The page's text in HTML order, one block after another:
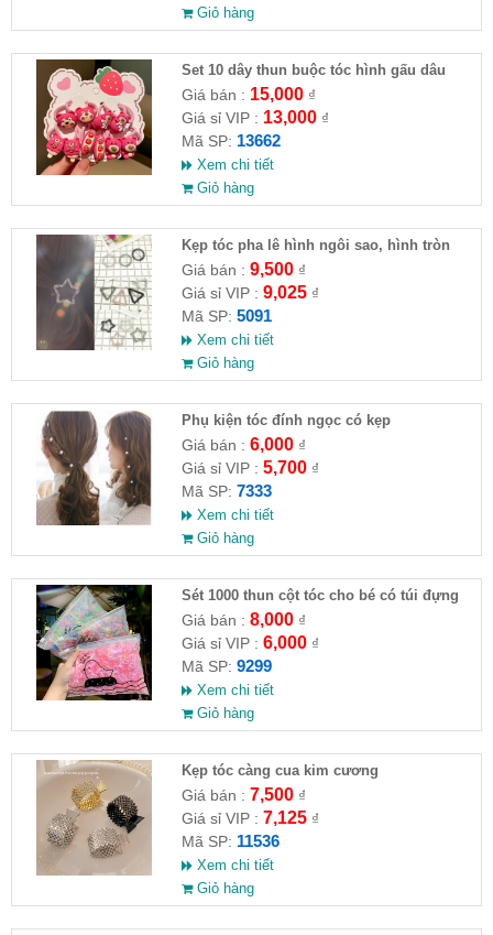
Giỏ hàng
Set 10 dây thun buộc tóc hình gấu dâu
Giá bán : 15,000₫
Giá sỉ VIP : 13,000₫
Mã SP: 13662
Xem chi tiết
Giỏ hàng
Kẹp tóc pha lê hình ngôi sao, hình tròn
Giá bán : 9,500₫
Giá sỉ VIP : 9,025₫
Mã SP: 5091
Xem chi tiết
Giỏ hàng
Phụ kiện tóc đính ngọc có kẹp
Giá bán : 6,000₫
Giá sỉ VIP : 5,700₫
Mã SP: 7333
Xem chi tiết
Giỏ hàng
Sét 1000 thun cột tóc cho bé có túi đựng
Giá bán : 8,000₫
Giá sỉ VIP : 6,000₫
Mã SP: 9299
Xem chi tiết
Giỏ hàng
Kẹp tóc càng cua kim cương
Giá bán : 7,500₫
Giá sỉ VIP : 7,125₫
Mã SP: 11536
Xem chi tiết
Giỏ hàng